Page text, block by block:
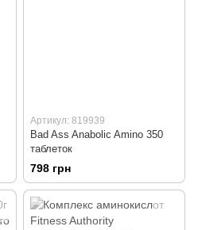
Артикул: 819939
Bad Ass Anabolic Amino 350
таблеток
798 грн